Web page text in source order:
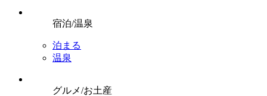
宿泊/温泉
泊まる
温泉
グルメ/お土産